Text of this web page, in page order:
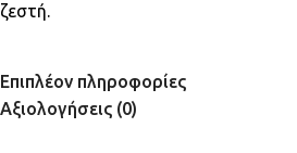
ζεστή.
Επιπλέον πληροφορίες
Αξιολογήσεις (0)